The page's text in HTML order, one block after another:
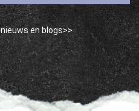
en blogs>>